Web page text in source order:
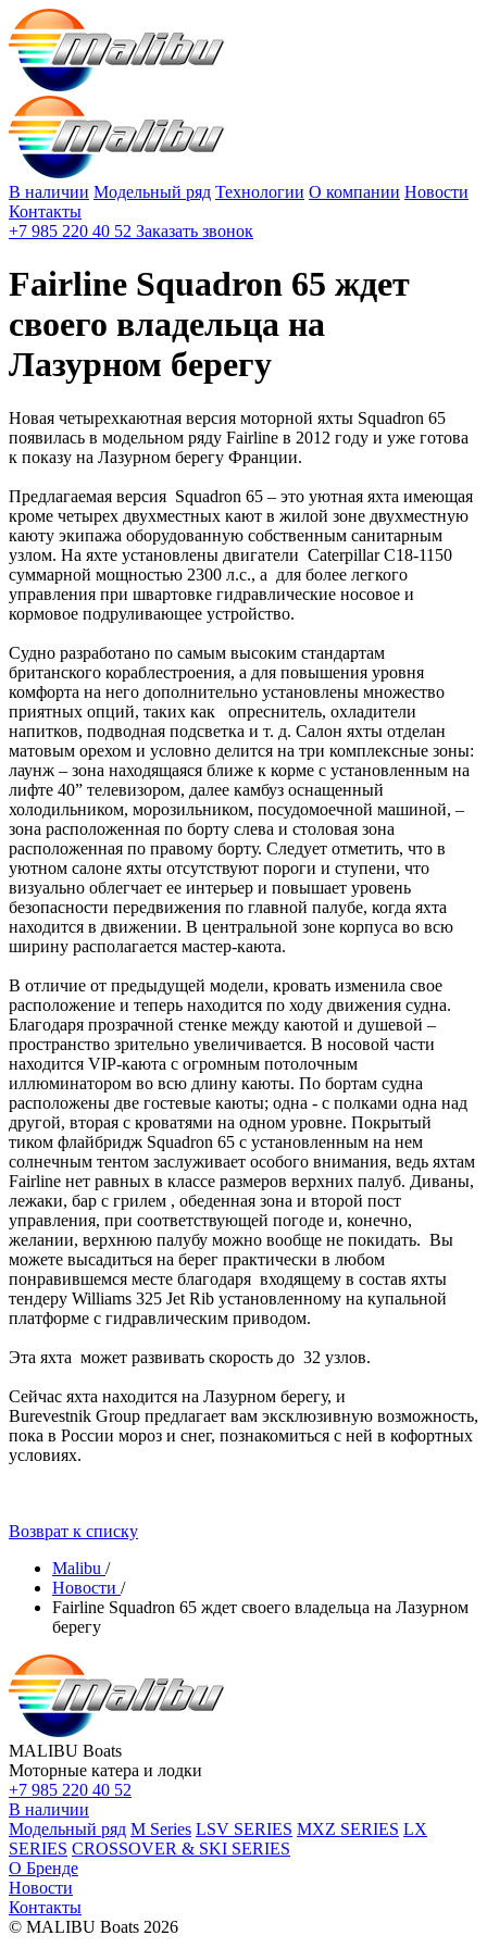
В наличии Модельный ряд Технологии О компании Новости
Контакты
+7 985 220 40 52 Заказать звонок
Fairline Squadron 65 ждет
своего владельца на
Лазурном берегу
Новая четырехкаютная версия моторной яхты Squadron 65
появилась в модельном ряду Fairline в 2012 году и уже готова
к показу на Лазурном берегу Франции.
Предлагаемая версия Squadron 65 – это уютная яхта имеющая
кроме четырех двухместных кают в жилой зоне двухместную
каюту экипажа оборудованную собственным санитарным
узлом. На яхте установлены двигатели Caterpillar C18-1150
суммарной мощностью 2300 л.с., а для более легкого
управления при швартовке гидравлические носовое и
кормовое подруливающее устройство.
Судно разработано по самым высоким стандартам
британского кораблестроения, а для повышения уровня
комфорта на него дополнительно установлены множество
приятных опций, таких как опреснитель, охладители
напитков, подводная подсветка и т. д. Салон яхты отделан
матовым орехом и условно делится на три комплексные зоны:
лаунж – зона находящаяся ближе к корме с установленным на
лифте 40” телевизором, далее камбуз оснащенный
холодильником, морозильником, посудомоечной машиной, –
зона расположенная по борту слева и столовая зона
расположенная по правому борту. Следует отметить, что в
уютном салоне яхты отсутствуют пороги и ступени, что
визуально облегчает ее интерьер и повышает уровень
безопасности передвижения по главной палубе, когда яхта
находится в движении. В центральной зоне корпуса во всю
ширину располагается мастер-каюта.
В отличие от предыдущей модели, кровать изменила свое
расположение и теперь находится по ходу движения судна.
Благодаря прозрачной стенке между каютой и душевой –
пространство зрительно увеличивается. В носовой части
находится VIP-каюта с огромным потолочным
иллюминатором во всю длину каюты. По бортам судна
расположены две гостевые каюты; одна - с полками одна над
другой, вторая с кроватями на одном уровне. Покрытый
тиком флайбридж Squadron 65 с установленным на нем
солнечным тентом заслуживает особого внимания, ведь яхтам
Fairline нет равных в классе размеров верхних палуб. Диваны,
лежаки, бар с грилем , обеденная зона и второй пост
управления, при соответствующей погоде и, конечно,
желании, верхнюю палубу можно вообще не покидать. Вы
можете высадиться на берег практически в любом
понравившемся месте благодаря входящему в состав яхты
тендеру Williams 325 Jet Rib установленному на купальной
платформе с гидравлическим приводом.
Эта яхта может развивать скорость до 32 узлов.
Сейчас яхта находится на Лазурном берегу, и
Burevestnik Group предлагает вам эксклюзивную возможность,
пока в России мороз и снег, познакомиться с ней в кофортных
условиях.
Возврат к списку
Malibu /
Новости /
Fairline Squadron 65 ждет своего владельца на Лазурном
берегу
MALIBU Boats
Моторные катера и лодки
+7 985 220 40 52
В наличии
Модельный ряд M Series LSV SERIES MXZ SERIES LX
SERIES CROSSOVER & SKI SERIES
О Бренде
Новости
Контакты
© MALIBU Boats 2026